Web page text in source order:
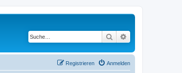
Suche
Anmelden
Registrieren